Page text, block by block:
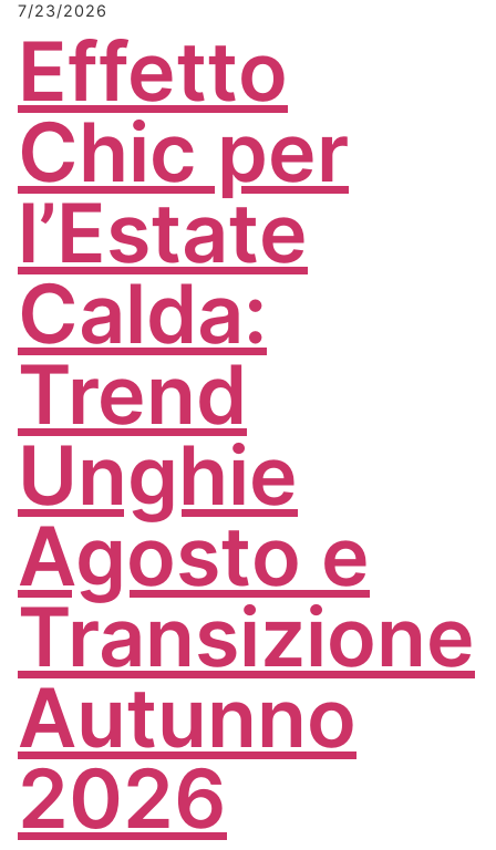
7/23/2026
Effetto
Chic per
l’Estate
Calda:
Trend
Unghie
Agosto e
Transizione
Autunno
2026